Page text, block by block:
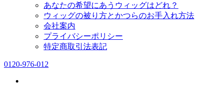
あなたの希望にあうウィッグはどれ？
ウィッグの被り方とかつらのお手入れ方法
会社案内
プライバシーポリシー
特定商取引法表記
0120-976-012